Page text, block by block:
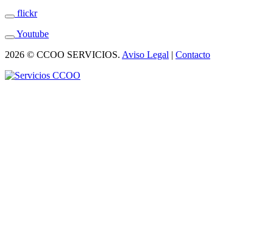
flickr
Youtube
2026 © CCOO SERVICIOS. Aviso Legal | Contacto